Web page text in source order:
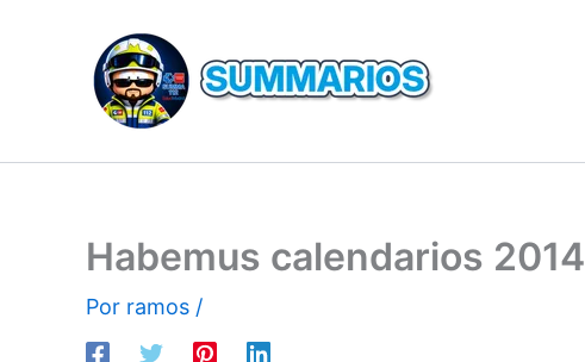
contenido
Habemus calendarios 2014
Por ramos /